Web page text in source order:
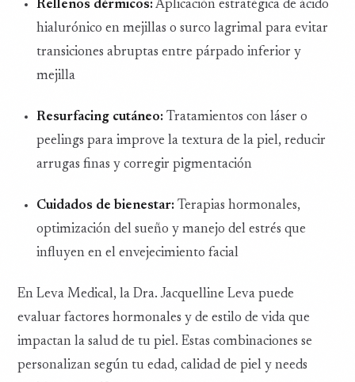
Rellenos dérmicos:Aplicación estratégica de ácido
hialurónico en mejillas o surco lagrimal para evitar
transiciones abruptas entre párpado inferior y
mejilla
Resurfacing cutáneo: Tratamientos con láser o
peelings para improve la textura de la piel, reducir
arrugas finas y corregir pigmentación
Cuidados de bienestar: Terapias hormonales,
optimización del sueño y manejo del estrés que
influyen en el envejecimiento facial
En Leva Medical, la Dra. Jacquelline Leva puede
evaluar factores hormonales y de estilo de vida que
impactan la salud de tu piel. Estas combinaciones se
personalizan según tu edad, calidad de piel y needs